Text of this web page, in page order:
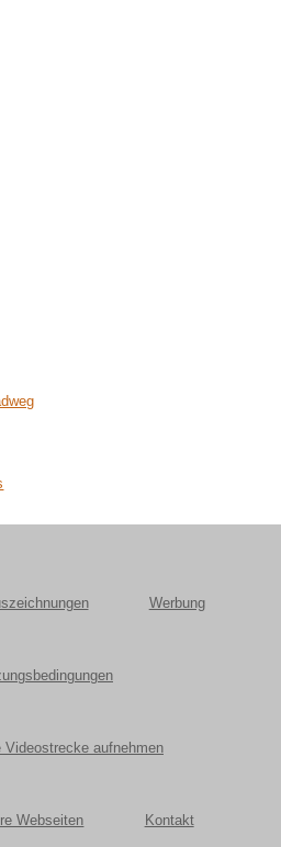
Werbung
Videostrecke aufnehmen
Webseiten Kontakt